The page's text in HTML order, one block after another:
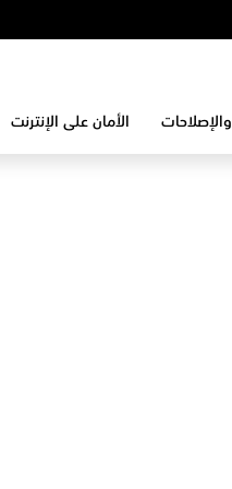
الأمان على الإنترنت